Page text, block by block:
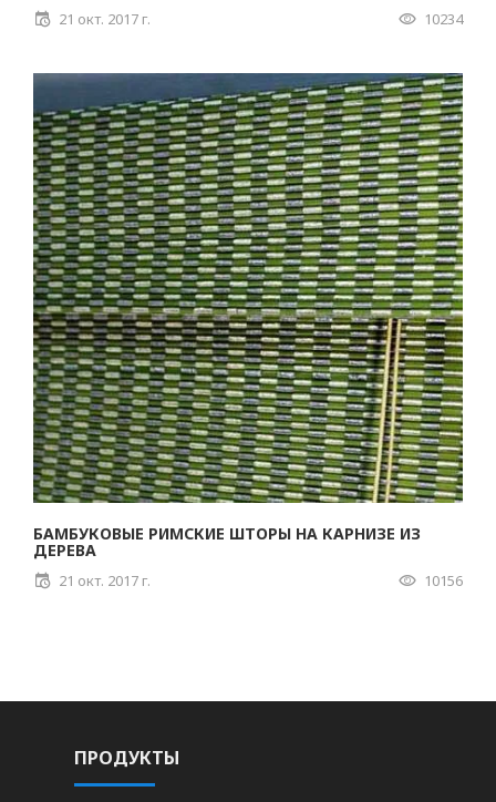
21 окт. 2017 г. 10234
БАМБУКОВЫЕ РИМСКИЕ ШТОРЫ НА КАРНИЗЕ ИЗ
ДЕРЕВА
21 окт. 2017 г. 10156
ПРОДУКТЫ